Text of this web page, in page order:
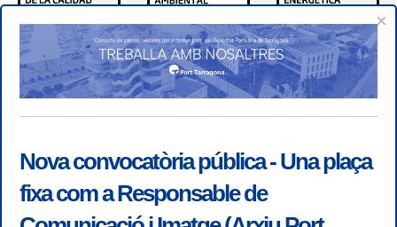
×
Nova convocatòria pública - Una plaça
fixa com a Responsable de